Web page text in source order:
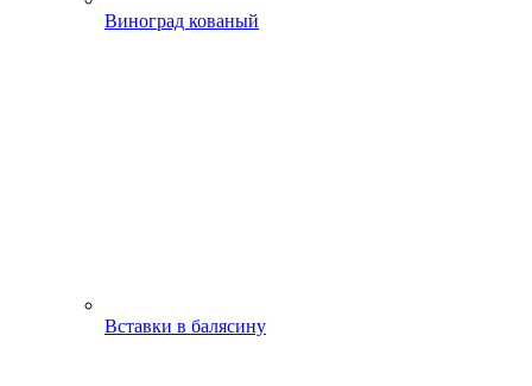
Виноград кованый
Вставки в балясину